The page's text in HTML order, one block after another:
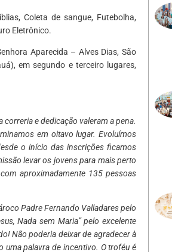
Coleta de sangue, Futebolha,
Eletrônico.
Aparecida – Alves Dias, São
em segundo e terceiro lugares,
e dedicação valeram a pena.
em oitavo lugar. Evoluímos
o início das inscrições ficamos
levar os jovens para mais perto
aproximadamente 135 pessoas
Padre Fernando Valladares pelo
Nada sem Maria” pelo excelente
Não poderia deixar de agradecer à
uma palavra de incentivo. O troféu é